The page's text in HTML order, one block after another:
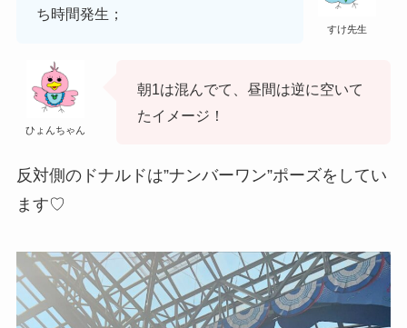
すけ先生
ち時間発生；
ひょんちゃん
朝1は混んでて、昼間は逆に空いて
たイメージ！
反対側のドナルドは”ナンバーワン”ポーズをしてい
ます♡